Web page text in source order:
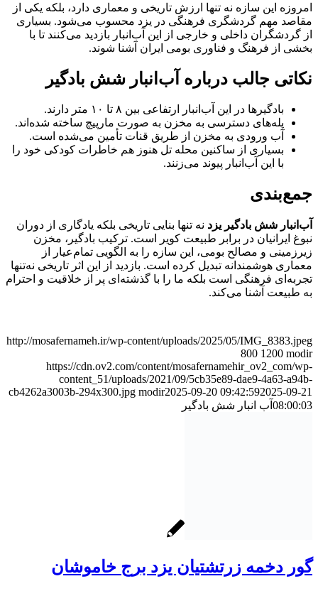
امروزه این سازه نه تنها ارزش تاریخی و معماری دارد، بلکه یکی از
مقاصد مهم گردشگری فرهنگی در یزد محسوب می‌شود. بسیاری
از گردشگران داخلی و خارجی از این آب‌انبار بازدید می‌کنند تا با
بخشی از فرهنگ و فناوری بومی ایران آشنا شوند.
نکاتی جالب درباره آب‌انبار شش بادگیر
بادگیرها در این آب‌انبار ارتفاعی بین ۸ تا ۱۰ متر دارند.
پله‌های دسترسی به مخزن به صورت مارپیچ ساخته شده‌اند.
آب ورودی به مخزن از طریق قنات تأمین می‌شده است.
بسیاری از ساکنین محله تل هنوز هم خاطرات کودکی خود را
با این آب‌انبار پیوند می‌زنند.
جمع‌بندی
آب‌انبار شش بادگیر یزد نه تنها بنایی تاریخی بلکه یادگاری از دوران
نبوغ ایرانیان در برابر طبیعت کویر است. ترکیب بادگیر، مخزن
زیرزمینی و مصالح بومی، این سازه را به الگویی تمام‌عیار از
معماری هوشمندانه تبدیل کرده است. بازدید از این اثر تاریخی نه‌تنها
تجربه‌ای فرهنگی است بلکه ما را با گذشته‌ای پر از خلاقیت و احترام
به طبیعت آشنا می‌کند.
http://mosafernameh.ir/wp-content/uploads/2025/05/IMG_8383.jpeg
800 1200 modir
https://cdn.ov2.com/content/mosafernamehir_ov2_com/wp-
content_51/uploads/2021/09/5cb35e89-dae9-4a63-a94b-
cb4262a3003b-294x300.jpg modir2025-09-20 09:42:592025-09-21
08:00:03 آب انبار شش بادگیر
گور دخمه زرتشتیان یزد برج خاموشان